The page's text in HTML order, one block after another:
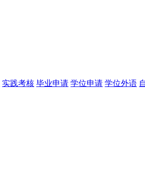
实践考核 毕业申请 学位申请 学位外语